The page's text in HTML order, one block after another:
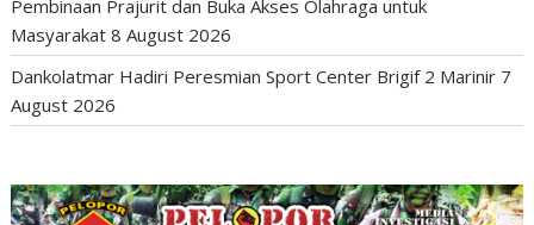
Pembinaan Prajurit dan Buka Akses Olahraga untuk
Masyarakat 8 August 2026
Dankolatmar Hadiri Peresmian Sport Center Brigif 2 Marinir 7
August 2026